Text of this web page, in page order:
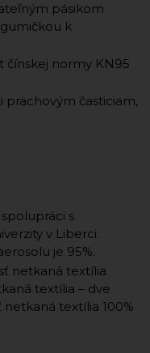
pásikom
k
čínskej normy KN95
prachovým časticiam,
s
v Liberci.
je 95%.
netkaná textília
textília – dve
textília 100%